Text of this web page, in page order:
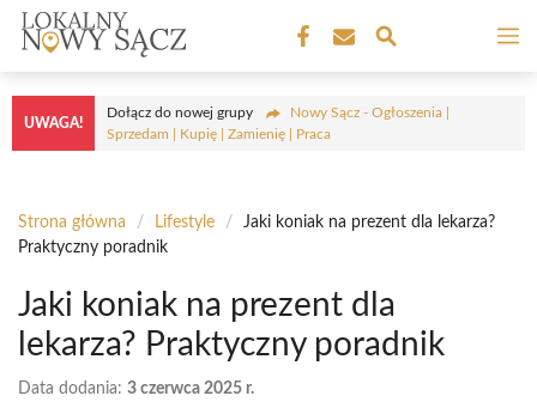
Przejdź
treści
UWAGA!
Dołącz do nowej grupy
Nowy Sącz - Ogłoszenia |
Sprzedam | Kupię | Zamienię | Praca
Strona główna / Lifestyle /
Jaki koniak na prezent dla lekarza?
Praktyczny poradnik
Jaki koniak na prezent dla
lekarza? Praktyczny poradnik
Data dodania: 3 czerwca 2025 r.